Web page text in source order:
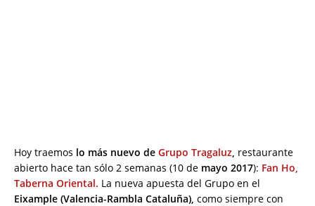
Hoy traemos lo más nuevo de Grupo Tragaluz, restaurante
abierto hace tan sólo 2 semanas (10 de mayo 2017): Fan Ho,
Taberna Oriental. La nueva apuesta del Grupo en el
Eixample (Valencia-Rambla Cataluña), como siempre con